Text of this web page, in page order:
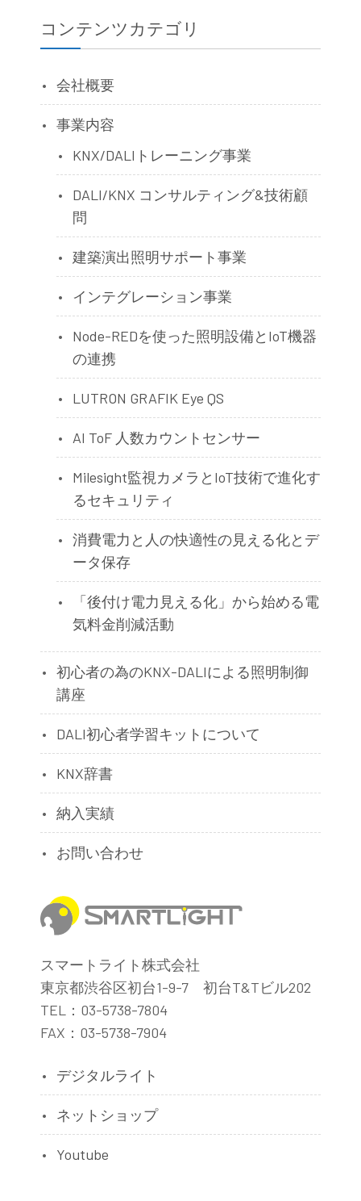
コンテンツカテゴリ
会社概要
事業内容
KNX/DALIトレーニング事業
DALI/KNX コンサルティング&技術顧
問
建築演出照明サポート事業
インテグレーション事業
Node-REDを使った照明設備とIoT機器
の連携
LUTRON GRAFIK Eye QS
AI ToF 人数カウントセンサー
Milesight監視カメラとIoT技術で進化す
るセキュリティ
消費電力と人の快適性の見える化とデ
ータ保存
「後付け電力見える化」から始める電
気料金削減活動
初心者の為のKNX-DALIによる照明制御
講座
DALI初心者学習キットについて
KNX辞書
納入実績
お問い合わせ
スマートライト株式会社
東京都渋谷区初台1-9-7 初台T&Tビル202
TEL：03-5738-7804
FAX：03-5738-7904
デジタルライト
ネットショップ
Youtube